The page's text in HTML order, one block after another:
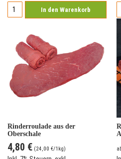
In den Warenkorb
Rinderroulade aus der
Oberschale
4,80 € (24,00 €/1kg)